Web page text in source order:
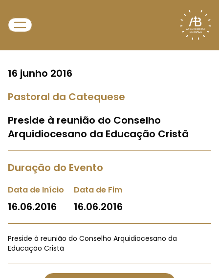
16 junho 2016
Pastoral da Catequese
Preside à reunião do Conselho
Arquidiocesano da Educação Cristã
Duração do Evento
Data de Início
16.06.2016
Data de Fim
16.06.2016
Preside à reunião do Conselho Arquidiocesano da
Educação Cristã